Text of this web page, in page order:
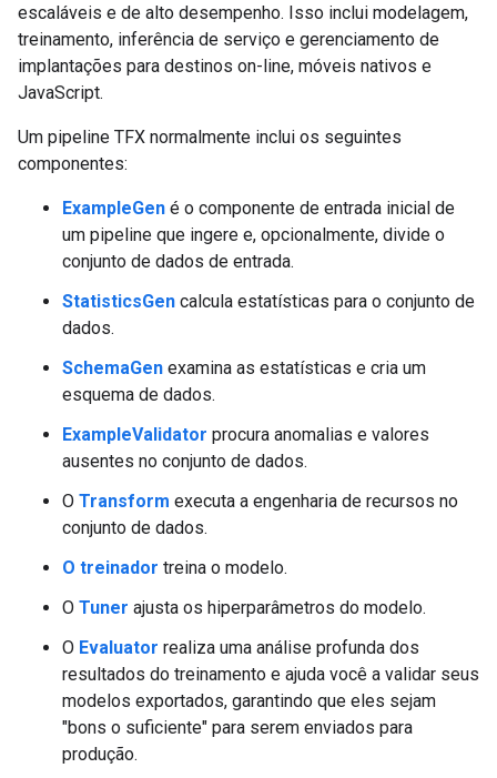
escaláveis ​​e de alto desempenho. Isso inclui modelagem,
treinamento, inferência de serviço e gerenciamento de
implantações para destinos on-line, móveis nativos e
JavaScript.
Um pipeline TFX normalmente inclui os seguintes
componentes:
ExampleGen é o componente de entrada inicial de
um pipeline que ingere e, opcionalmente, divide o
conjunto de dados de entrada.
StatisticsGen calcula estatísticas para o conjunto de
dados.
SchemaGen examina as estatísticas e cria um
esquema de dados.
ExampleValidator procura anomalias e valores
ausentes no conjunto de dados.
O Transform executa a engenharia de recursos no
conjunto de dados.
O treinador treina o modelo.
O Tuner ajusta os hiperparâmetros do modelo.
O Evaluator realiza uma análise profunda dos
resultados do treinamento e ajuda você a validar seus
modelos exportados, garantindo que eles sejam
"bons o suficiente" para serem enviados para
produção.